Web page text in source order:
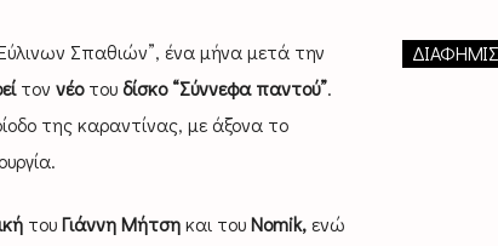
Σπαθιών”, ένα μήνα μετά την
τον νέοτου δίσκο “Σύννεφα παντού”.
της καραντίνας, με άξονα το
τουΓιάννη Μήτσηκαι τουNomik,ενώ